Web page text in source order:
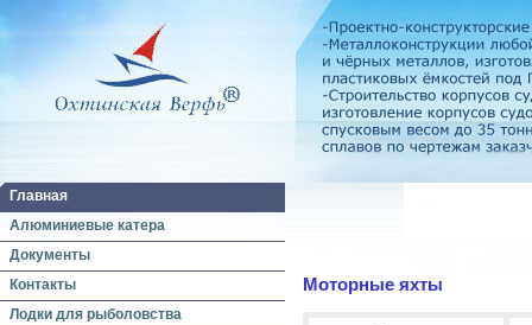
Главная
Алюминиевые катера
Документы
Контакты
Лодки для рыболовства
Моторные яхты